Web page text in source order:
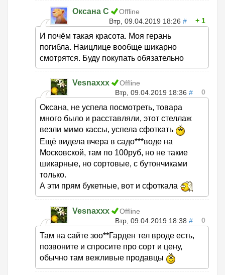
Оксана С
Offline
Втр, 09.04.2019 18:26 # 1
И почём такая красота. Моя герань
погибла. Наицлице вообще шикарно
смотрятся. Буду покупать обязательно
Vesnaxxx
Offline
Втр, 09.04.2019 18:36 # 0
Оксана, не успела посмотреть, товара
много было и расставляли, этот стеллаж
везли мимо кассы, успела сфоткать
Ещё видела вчера в садо***воде на
Московской, там по 100руб, но не такие
шикарные, но сортовые, с бутончиками
только.
А эти прям букетные, вот и сфоткала
Vesnaxxx
Offline
Втр, 09.04.2019 18:38 # 0
Там на сайте зоо**Гарден тел вроде есть,
позвоните и спросите про сорт и цену,
обычно там вежливые продавцы